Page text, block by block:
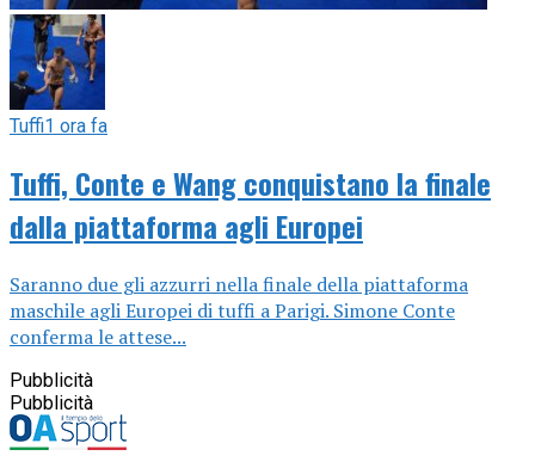
Tuffi1 ora fa
Tuffi, Conte e Wang conquistano la finale
dalla piattaforma agli Europei
Saranno due gli azzurri nella finale della piattaforma
maschile agli Europei di tuffi a Parigi. Simone Conte
conferma le attese...
Pubblicità
Pubblicità